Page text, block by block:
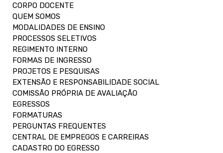
CORPO DOCENTE
QUEM SOMOS
MODALIDADES DE ENSINO
PROCESSOS SELETIVOS
REGIMENTO INTERNO
FORMAS DE INGRESSO
PROJETOS E PESQUISAS
EXTENSÃO E RESPONSABILIDADE SOCIAL
COMISSÃO PRÓPRIA DE AVALIAÇÃO
EGRESSOS
FORMATURAS
PERGUNTAS FREQUENTES
CENTRAL DE EMPREGOS E CARREIRAS
CADASTRO DO EGRESSO